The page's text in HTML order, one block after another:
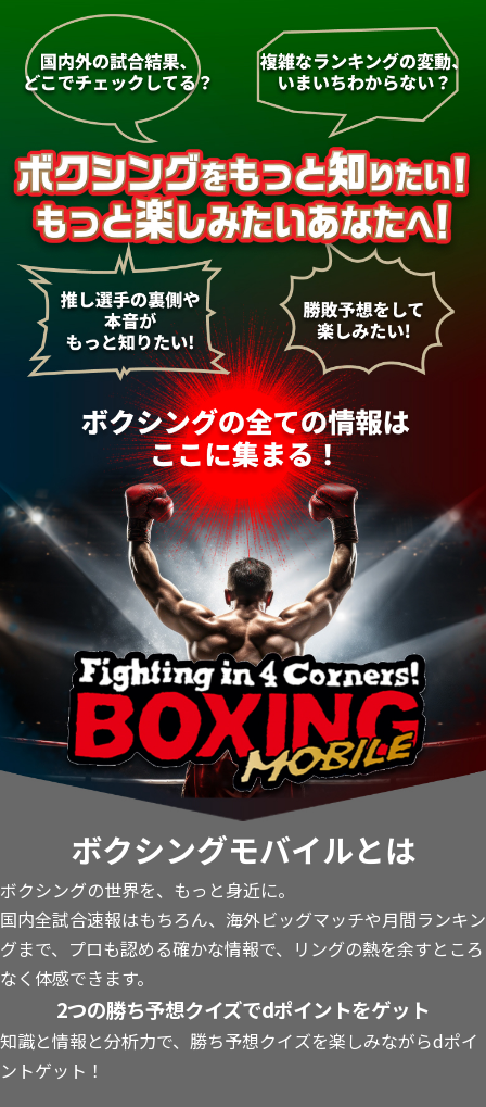
ボクシングモバイルとは
ボクシングの世界を、もっと身近に。
国内全試合速報はもちろん、海外ビッグマッチや月間ランキン
グまで、プロも認める確かな情報で、リングの熱を余すところ
なく体感できます。
2つの勝ち予想クイズでdポイントをゲット
知識と情報と分析力で、勝ち予想クイズを楽しみながらdポイ
ントゲット！